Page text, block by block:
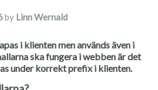
by Linn Wernald
i klienten men används även i
ska fungera i webben är det
under korrekt prefix i klienten.